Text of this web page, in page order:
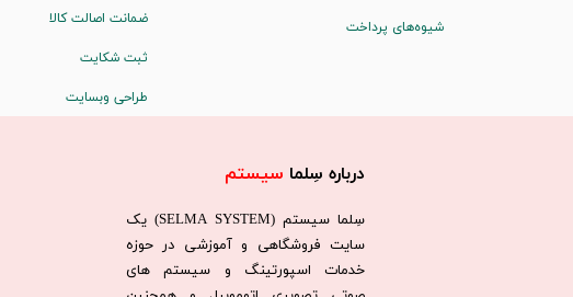
درباره سِلما سیستم​​​​​​​
سِلما سيستم (SELMA SYSTEM) یک
سایت فروشگاهی و آموزشی در حوزه
خدمات اسپورتینگ و سیستم های
شیوه‌های پرداخت ضمانت اصالت کالا
ثبت شکایت
طراحی وبسایت